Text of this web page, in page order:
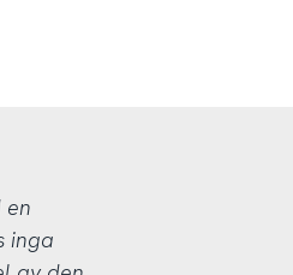
en
inga